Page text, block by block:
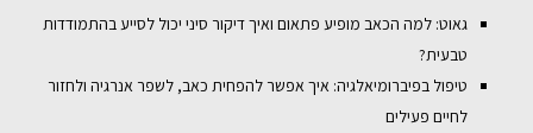
גאוט: למה הכאב מופיע פתאום ואיך דיקור סיני יכול לסייע בהתמודדות
טבעית?
טיפול בפיברומיאלגיה: איך אפשר להפחית כאב, לשפר אנרגיה ולחזור
לחיים פעילים